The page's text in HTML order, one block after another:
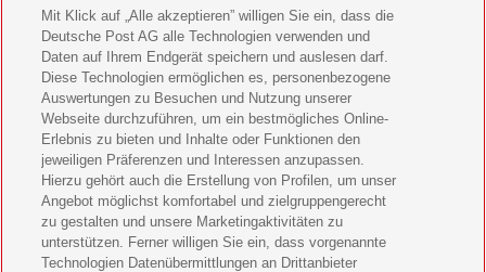
Mit Klick auf „Alle akzeptieren” willigen Sie ein, dass die
Deutsche Post AG alle Technologien verwenden und
Daten auf Ihrem Endgerät speichern und auslesen darf.
Diese Technologien ermöglichen es, personenbezogene
Auswertungen zu Besuchen und Nutzung unserer
Webseite durchzuführen, um ein bestmögliches Online-
Erlebnis zu bieten und Inhalte oder Funktionen den
jeweiligen Präferenzen und Interessen anzupassen.
Hierzu gehört auch die Erstellung von Profilen, um unser
Angebot möglichst komfortabel und zielgruppengerecht
zu gestalten und unsere Marketingaktivitäten zu
unterstützen. Ferner willigen Sie ein, dass vorgenannte
Technologien Datenübermittlungen an Drittanbieter